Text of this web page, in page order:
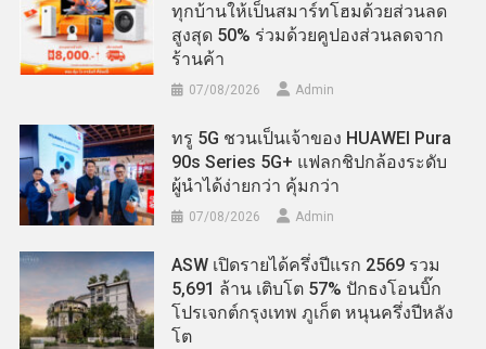
ทุกบ้านให้เป็นสมาร์ทโฮมด้วยส่วนลด
สูงสุด 50% ร่วมด้วยคูปองส่วนลดจาก
ร้านค้า
07/08/2026 Admin
ทรู 5G ชวนเป็นเจ้าของ HUAWEI Pura
90s Series 5G+ แฟลกชิปกล้องระดับ
ผู้นำได้ง่ายกว่า คุ้มกว่า
07/08/2026 Admin
ASW เปิดรายได้ครึ่งปีแรก 2569 รวม
5,691 ล้าน เติบโต 57% ปักธงโอนบิ๊ก
โปรเจกต์กรุงเทพ ภูเก็ต หนุนครึ่งปีหลัง
โต